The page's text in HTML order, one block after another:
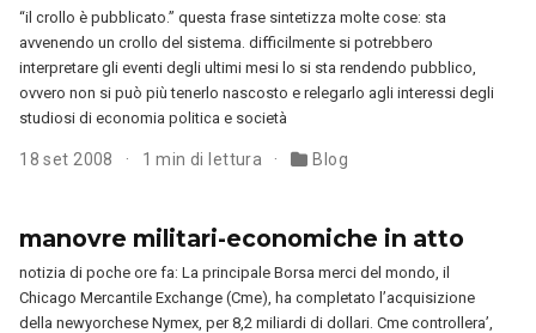
“il crollo è pubblicato.” questa frase sintetizza molte cose: sta
avvenendo un crollo del sistema. difficilmente si potrebbero
interpretare gli eventi degli ultimi mesi lo si sta rendendo pubblico,
ovvero non si può più tenerlo nascosto e relegarlo agli interessi degli
studiosi di economia politica e società
18 set 2008 1 min di lettura Blog
manovre militari-economiche in atto
notizia di poche ore fa: La principale Borsa merci del mondo, il
Chicago Mercantile Exchange (Cme), ha completato l’acquisizione
della newyorchese Nymex, per 8,2 miliardi di dollari. Cme controllera’,